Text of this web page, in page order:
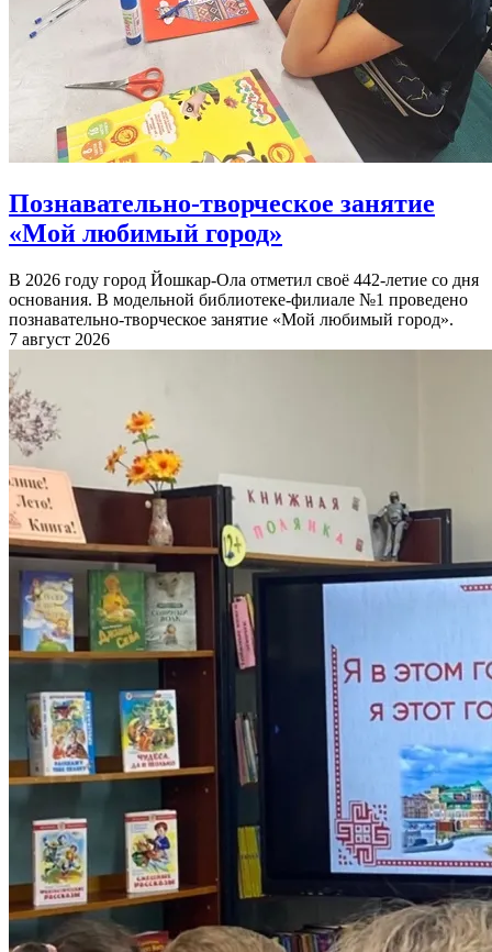
Познавательно-творческое занятие
«Мой любимый город»
В 2026 году город Йошкар-Ола отметил своё 442-летие со дня
основания. В модельной библиотеке-филиале №1 проведено
познавательно-творческое занятие «Мой любимый город».
7 август 2026